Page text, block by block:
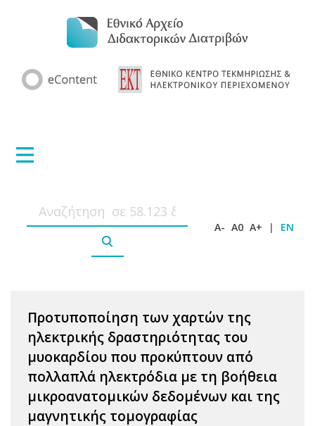
A- A0 A+ | EN
Προτυποποίηση των χαρτών της
ηλεκτρικής δραστηριότητας του
μυοκαρδίου που προκύπτουν από
πολλαπλά ηλεκτρόδια με τη βοήθεια
μικροανατομικών δεδομένων και της
μαγνητικής τομογραφίας